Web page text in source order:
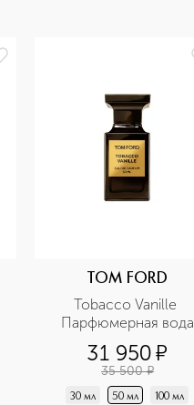
TOM FORD
Tobacco Vanille
Парфюмерная вода
31 950¤
35 500 ¤
30 мл 50 мл 100 мл